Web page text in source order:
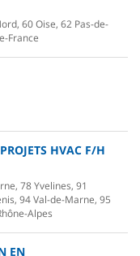
60 Oise, 62 Pas-de-
France
HVAC F/H
78 Yvelines, 91
94 Val-de-Marne, 95
Alpes
EN